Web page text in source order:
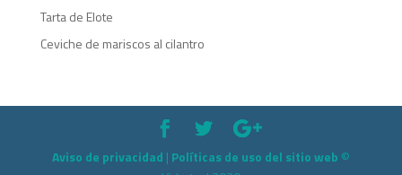
Tarta de Elote
Ceviche de mariscos al cilantro
Aviso de privacidad | Políticas de uso del sitio web ©